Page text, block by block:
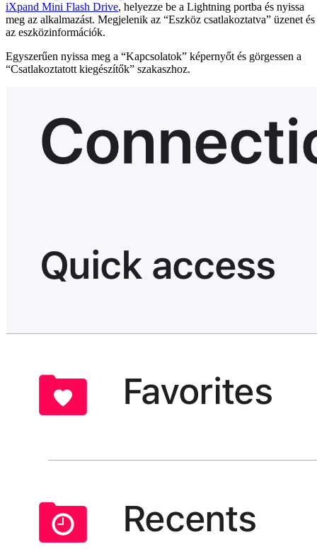
iXpand Mini Flash Drive, helyezze be a Lightning portba és nyissa
meg az alkalmazást. Megjelenik az “Eszköz csatlakoztatva” üzenet és
az eszközinformációk.
Egyszerűen nyissa meg a “Kapcsolatok” képernyőt és görgessen a
“Csatlakoztatott kiegészítők” szakaszhoz.